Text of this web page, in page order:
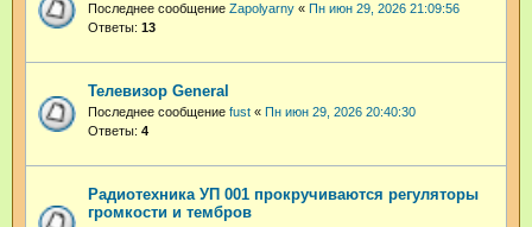
Последнее сообщение Zapolyarny « Пн июн 29, 2026 21:09:56
Ответы: 13
Телевизор General
Последнее сообщение fust « Пн июн 29, 2026 20:40:30
Ответы: 4
Радиотехника УП 001 прокручиваются регуляторы
громкости и тембров